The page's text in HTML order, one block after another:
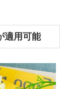
適用可能